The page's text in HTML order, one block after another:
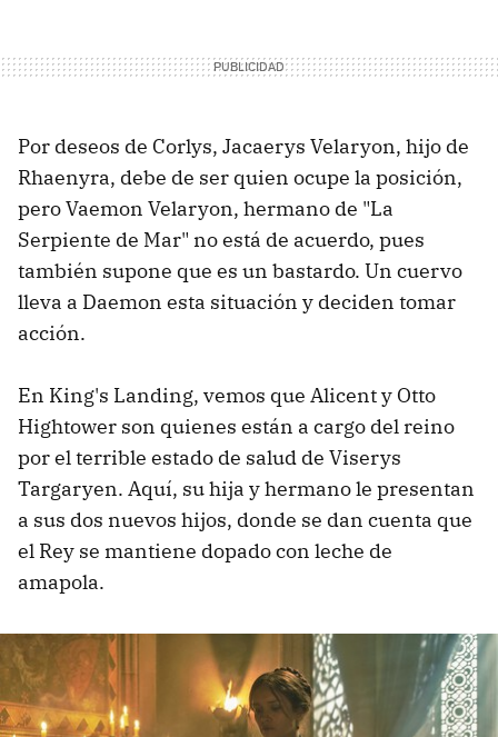
Por deseos de Corlys, Jacaerys Velaryon, hijo de
Rhaenyra, debe de ser quien ocupe la posición,
pero Vaemon Velaryon, hermano de "La
Serpiente de Mar" no está de acuerdo, pues
también supone que es un bastardo. Un cuervo
lleva a Daemon esta situación y deciden tomar
acción.
En King's Landing, vemos que Alicent y Otto
Hightower son quienes están a cargo del reino
por el terrible estado de salud de Viserys
Targaryen. Aquí, su hija y hermano le presentan
a sus dos nuevos hijos, donde se dan cuenta que
el Rey se mantiene dopado con leche de
amapola.